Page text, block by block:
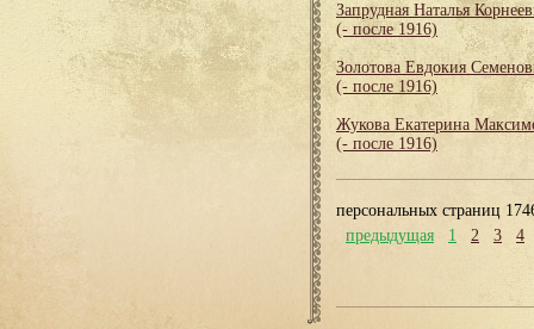
Запрудная Наталья
(- после 1916)
Золотова Евдокия
(- после 1916)
Жукова Екатерина
(- после 1916)
персональных страниц
предыдущая
1 2 3 4